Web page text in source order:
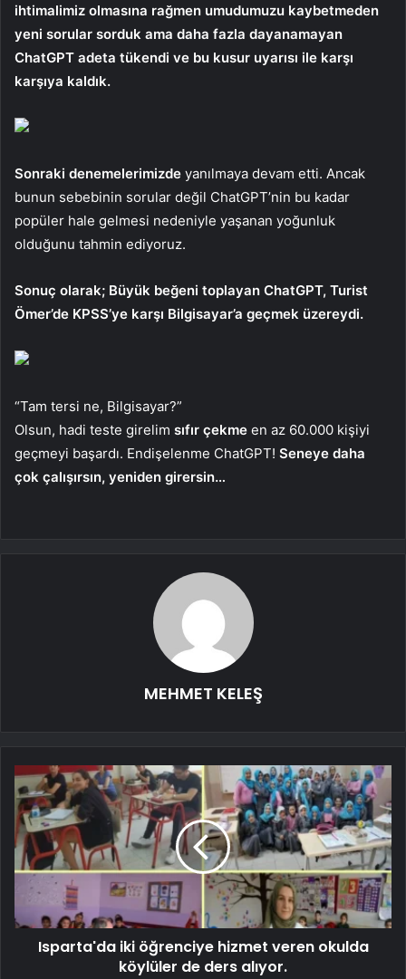
ihtimalimiz olmasına rağmen umudumuzu kaybetmeden
yeni sorular sorduk ama daha fazla dayanamayan
ChatGPT adeta tükendi ve bu kusur uyarısı ile karşı
karşıya kaldık.
Sonraki denemelerimizde yanılmaya devam etti. Ancak
bunun sebebinin sorular değil ChatGPT’nin bu kadar
popüler hale gelmesi nedeniyle yaşanan yoğunluk
olduğunu tahmin ediyoruz.
Sonuç olarak; Büyük beğeni toplayan ChatGPT, Turist
Ömer’de KPSS’ye karşı Bilgisayar’a geçmek üzereydi.
“Tam tersi ne, Bilgisayar?”
Olsun, hadi teste girelim sıfır çekme en az 60.000 kişiyi
geçmeyi başardı. Endişelenme ChatGPT! Seneye daha
çok çalışırsın, yeniden girersin…
MEHMET KELEŞ
Isparta'da iki öğrenciye hizmet veren okulda
köylüler de ders alıyor.